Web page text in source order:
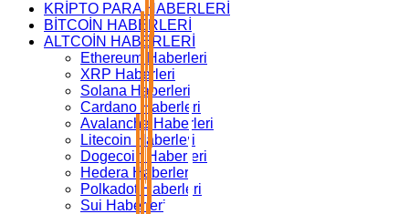
KRİPTO PARA HABERLERİ
BİTCOİN HABERLERİ
ALTCOİN HABERLERİ
Ethereum Haberleri
XRP Haberleri
Solana Haberleri
Cardano Haberleri
Avalanche Haberleri
Litecoin Haberleri
Dogecoin Haberleri
Hedera Haberleri
Polkadot Haberleri
Sui Haberleri